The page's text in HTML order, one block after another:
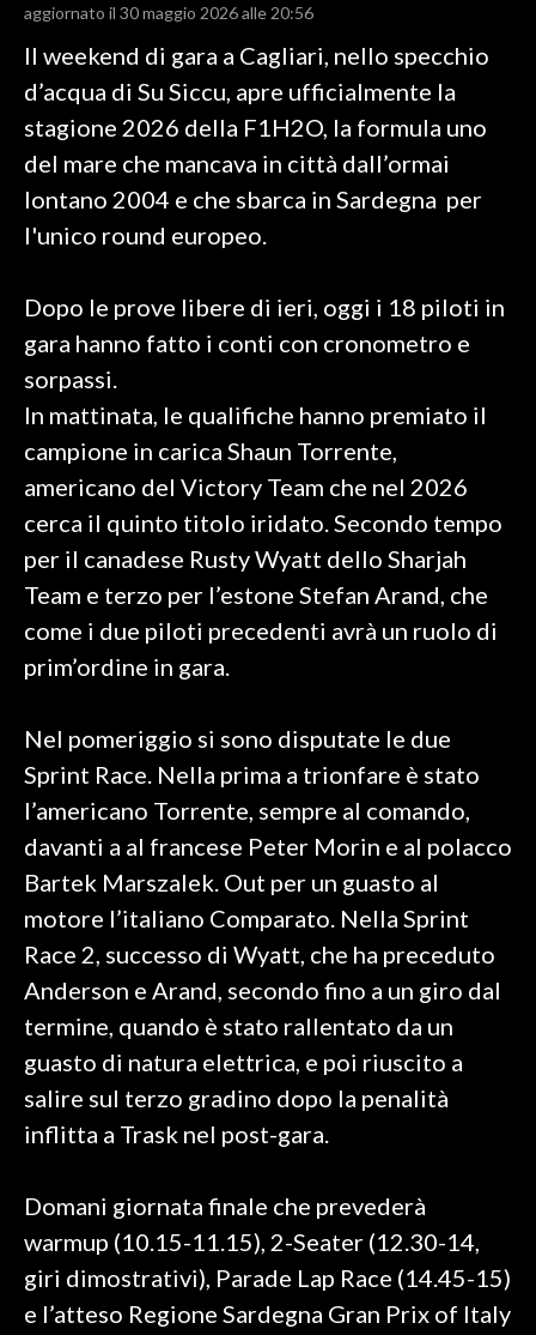
CALCIO REGIONALE
BASKET
VOLLEY
MOTORI
TENNIS
ALTRI SPORT
SPETTACOLI
SALUTE
SARDEGNA TURISMO
#CARAUNIONE
3 MINUTI CON
INSULARITÀ
INFO AZIENDE
ABBONATI
ANNUNCI
NECROLOGI
PUBBLICITÀ
SPIAGGE
STORE
aggiornato il 30 maggio 2026 alle 20:56
Il weekend di gara a Cagliari, nello specchio
d’acqua di Su Siccu, apre ufficialmente la
stagione 2026 della F1H2O, la formula uno
del mare che mancava in città dall’ormai
lontano 2004 e che sbarca in Sardegna per
l'unico round europeo.
Dopo le prove libere di ieri, oggi i 18 piloti in
gara hanno fatto i conti con cronometro e
sorpassi.
In mattinata, le qualifiche hanno premiato il
campione in carica Shaun Torrente,
americano del Victory Team che nel 2026
cerca il quinto titolo iridato. Secondo tempo
per il canadese Rusty Wyatt dello Sharjah
Team e terzo per l’estone Stefan Arand, che
come i due piloti precedenti avrà un ruolo di
prim’ordine in gara.
Nel pomeriggio si sono disputate le due
Sprint Race. Nella prima a trionfare è stato
l’americano Torrente, sempre al comando,
davanti a al francese Peter Morin e al polacco
Bartek Marszalek. Out per un guasto al
motore l’italiano Comparato. Nella Sprint
Race 2, successo di Wyatt, che ha preceduto
Anderson e Arand, secondo fino a un giro dal
termine, quando è stato rallentato da un
guasto di natura elettrica, e poi riuscito a
salire sul terzo gradino dopo la penalità
inflitta a Trask nel post-gara.
Domani giornata finale che prevederà
warmup (10.15-11.15), 2-Seater (12.30-14,
giri dimostrativi), Parade Lap Race (14.45-15)
e l’atteso Regione Sardegna Gran Prix of Italy